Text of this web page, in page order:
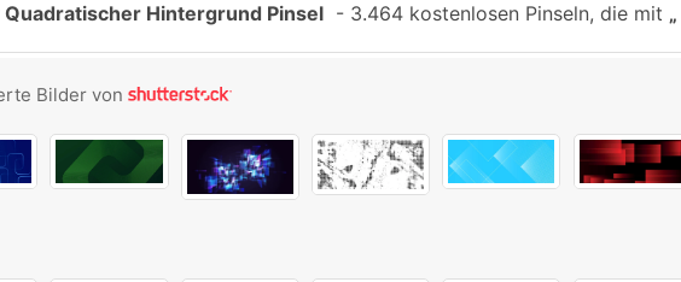
Hintergrund Pinsel - 3.464 kostenlosen Pinseln, die mit
Bilder von